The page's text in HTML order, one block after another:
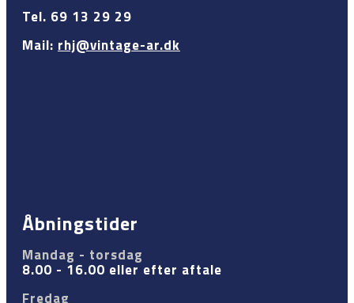
Tel. 69 13 29 29
Mail: rhj@vintage-ar.dk
Åbningstider
Mandag - torsdag
8.00 - 16.00 eller efter aftale
Fredag